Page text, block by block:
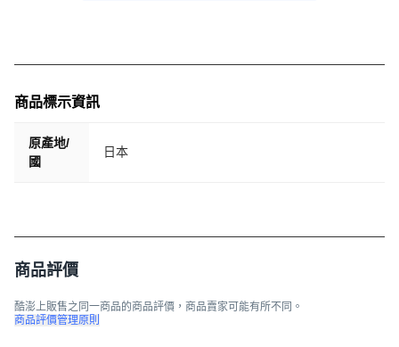
商品標示資訊
原產地/
國
日本
商品評價
酷澎上販售之同一商品的商品評價，商品賣家可能有所不同。
商品評價管理原則